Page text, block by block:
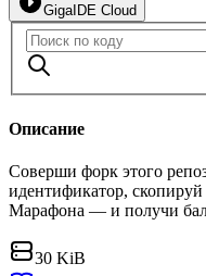
GigaIDE Cloud
Описание
Соверши форк этого
идентификатор,
Марафона — и получи
30 KiB